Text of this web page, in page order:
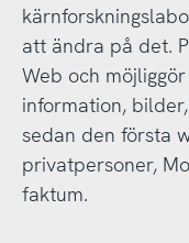
att ändra på det.
Web och
information,
sedan den första
privatpersoner,
faktum.